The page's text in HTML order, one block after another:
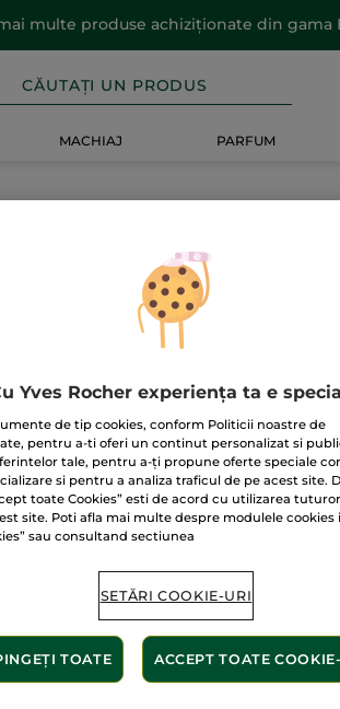
multe produse achiziționate din gama
MACHIAJ PARFUM
60 de hectare
terenuri pe
Yves Rocher experiența ta e
de tip cookies, conform Politicii noastre de
pentru a-ti oferi un continut personalizat si
tale, pentru a-ți propune oferte speciale
si pentru a analiza traficul de pe acest site.
toate Cookies” esti de acord cu utilizarea
site. Poti afla mai multe despre modulele cookies
sau consultand sectiunea
SETĂRI COOKIE-URI
TOATE ACCEPT TOATE